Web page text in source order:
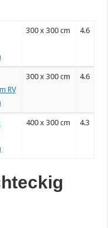
300 x 300 cm 4.6
RV
300 x 300 cm 4.6
400 x 300 cm 4.3